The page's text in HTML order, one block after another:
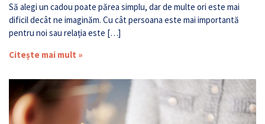
Să alegi un cadou poate părea simplu, dar de multe ori este mai
dificil decât ne imaginăm. Cu cât persoana este mai importantă
pentru noi sau relația este […]
Citește mai mult »